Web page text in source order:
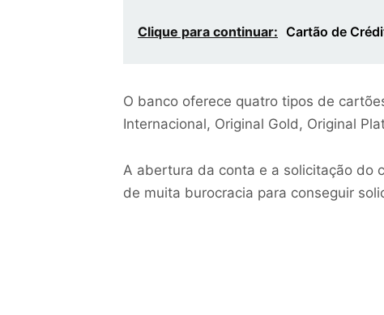
Clique para continuar: Cartão de
O banco oferece quatro tipos de
Internacional, Original Gold, Original
A abertura da conta e a solicitação do
de muita burocracia para conseguir